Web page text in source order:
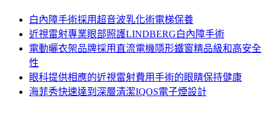
白內障手術採用超音波乳化術電梯保養
近視雷射專業眼部照護LINDBERG白內障手術
電動曬衣架品牌採用直流電機隱形鐵窗精品級和高安全
性
眼科提供相應的近視雷射費用手術的眼睛保持健康
海菲秀快速達到深層清潔IQOS電子煙設計